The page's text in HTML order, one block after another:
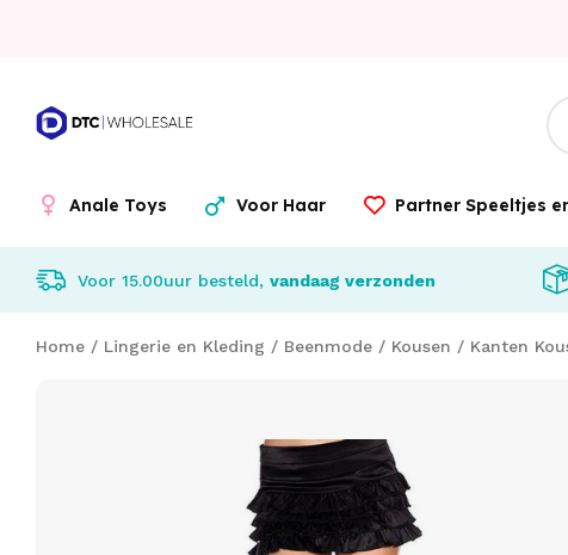
Anale Toys Voor Haar Partner Speeltjes
Voor 15.00uur besteld, vandaag verzonden
Home / Lingerie en Kleding / Beenmode / Kousen / Kanten